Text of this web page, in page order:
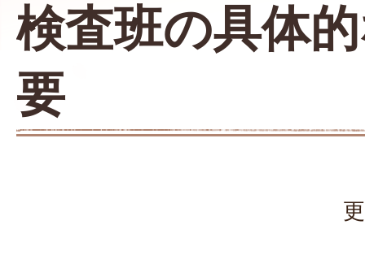
検査班の具体
要